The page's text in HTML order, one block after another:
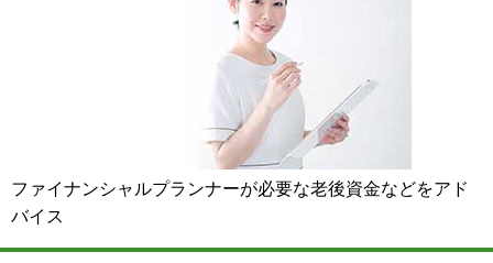
ファイナンシャルプランナーが必要な老後資金などをアド
バイス